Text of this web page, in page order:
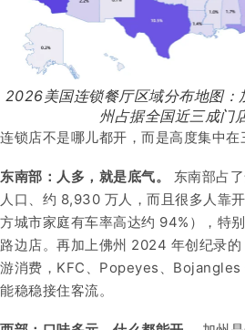
2026美国连锁餐厅区域分布地图：
州占据全国近三成门
连锁店不是哪儿都开，而是高度集中在
东南部：人多，就是底气。
东南部占
人口、约 8,930 万人，而且很多人靠
方城市家庭有车率高达约 94%），特
路边店。再加上佛州 2024 年创纪录
游消费，KFC、Popeyes、Bojangles
能稳稳接住客流。